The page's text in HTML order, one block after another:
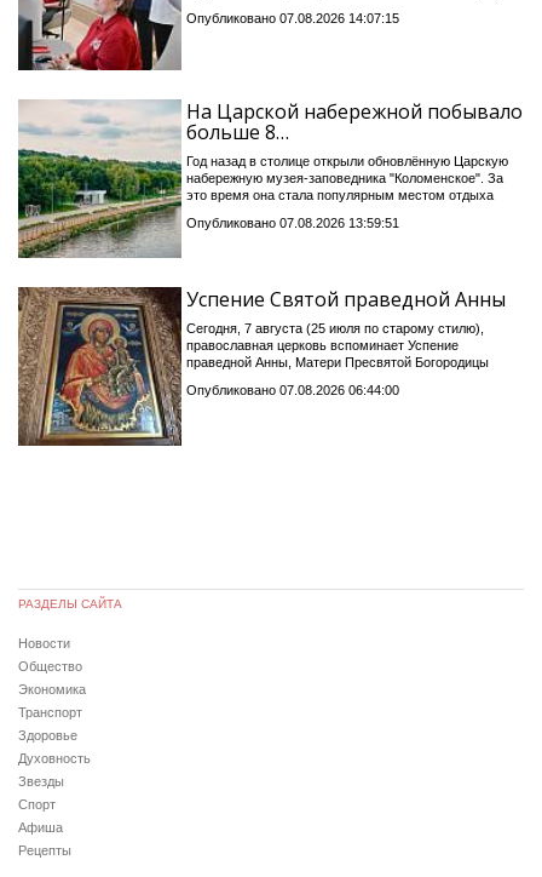
Опубликовано 07.08.2026 14:07:15
На Царской набережной побывало
больше 8…
Год назад в столице открыли обновлённую Царскую
набережную музея-заповедника "Коломенское". За
это время она стала популярным местом отдыха
Опубликовано 07.08.2026 13:59:51
Успение Святой праведной Анны
Сегодня, 7 августа (25 июля по старому стилю),
православная церковь вспоминает Успение
праведной Анны, Матери Пресвятой Богородицы
Опубликовано 07.08.2026 06:44:00
РАЗДЕЛЫ САЙТА
Новости
Общество
Экономика
Транспорт
Здоровье
Духовность
Звезды
Спорт
Афиша
Рецепты